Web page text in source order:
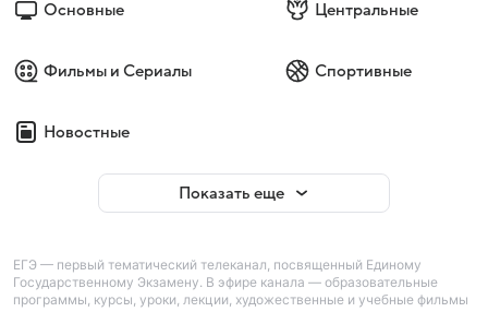
Основные Центральные
Фильмы и Сериалы Спортивные
Новостные
Показать еще
ЕГЭ — первый тематический телеканал, посвященный Единому
Государственному Экзамену. В эфире канала — образовательные
программы, курсы, уроки, лекции, художественные и учебные фильмы